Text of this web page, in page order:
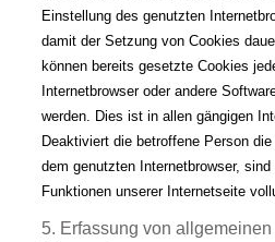
Einstellung des genutzten
damit der Setzung von Cookies
können bereits gesetzte Cookies
Internetbrowser oder andere
werden. Dies ist in allen gängigen
Deaktiviert die betroffene Person
dem genutzten Internetbrowser,
Funktionen unserer Internetseite
5. Erfassung von allgemeinen